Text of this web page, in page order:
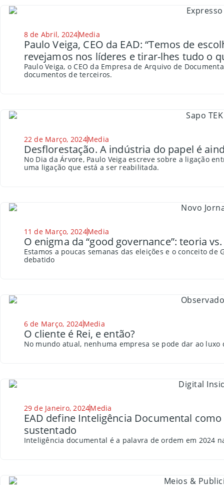
8 de Abril, 2024Media
Paulo Veiga, CEO da EAD: “Temos de
revejamos nos líderes e tirar-lhes tudo o
Paulo Veiga, o CEO da Empresa de Arquivo de
documentos de terceiros.
22 de Março, 2024Media
Desflorestação. A indústria do papel é
No Dia da Árvore, Paulo Veiga escreve sobre a ligação
uma ligação que está a ser reabilitada.
11 de Março, 2024Media
O enigma da “good governance”: teoria
Estamos a poucas semanas das eleições e o conceito
debatido
6 de Março, 2024Media
O cliente é Rei, e então?
No mundo atual, nenhuma empresa se pode dar ao
29 de Janeiro, 2024Media
EAD define Inteligência Documental
sustentado
Inteligência documental é a palavra de ordem em 2024